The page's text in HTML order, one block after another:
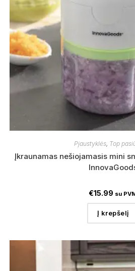
Pjaustyklės, Top
Įkraunamas nešiojamasis mini
€15.99 su
Į krepšelį